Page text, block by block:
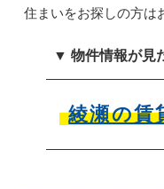
住まいをお探しの方は
▼ 物件情報が見
綾瀬の賃